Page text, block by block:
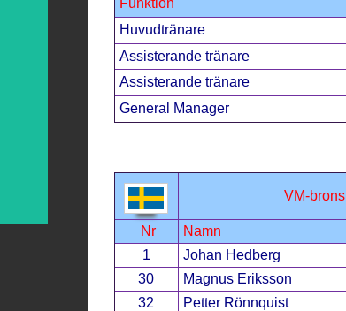
Funktion
Huvudtränare
Assisterande tränare
Assisterande tränare
General Manager
VM-brons
Nr Namn
1
Johan Hedberg
30
Magnus Eriksson
32
Petter Rönnquist